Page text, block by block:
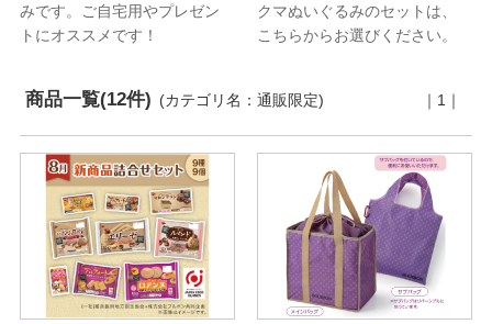
みです。ご自宅用やプレゼン
トにオススメです！
クマぬいぐるみのセットは、
こちらからお選びください。
商品一覧(12件) ｜1｜
(カテゴリ名：通販限定)